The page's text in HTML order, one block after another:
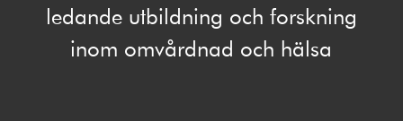
ledande utbildning och forskning
inom omvårdnad och hälsa